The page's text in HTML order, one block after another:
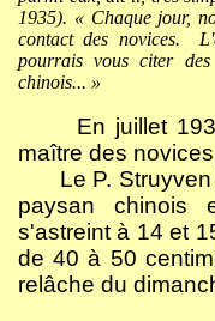
1935). « Chaque jour,
contact des novices.
pourrais vous citer
chinois... »
En juillet
maître des
Le P.
paysan chinois
s'astreint à 14 et
de 40 à 50
relâche du